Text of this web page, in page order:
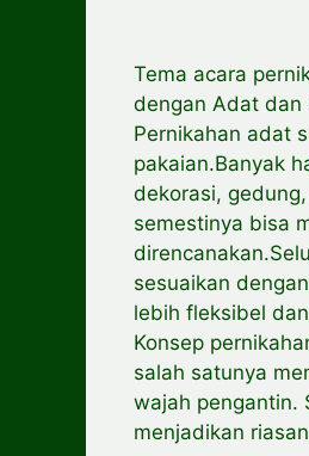
Tema acara
dengan Adat dan
Pernikahan adat
pakaian.Banyak
dekorasi,
semestinya bisa
sesuaikan
lebih fleksibel
Konsep
salah satunya
wajah pengantin.
menjadikan